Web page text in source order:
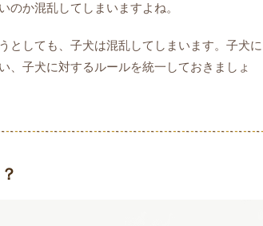
のか混乱してしまいますよね。
としても、子犬は混乱してしまいます。子犬に
、子犬に対するルールを統一しておきましょ